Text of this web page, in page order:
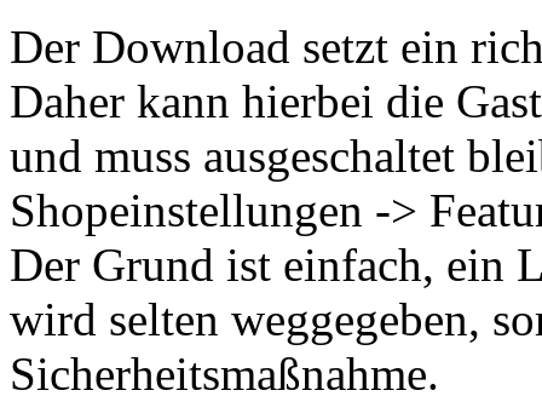
Der Download setzt ein
Daher kann hierbei die
und muss ausgeschaltet
Shopeinstellungen ->
Der Grund ist einfach, ein
wird selten weggegeben,
Sicherheitsmaßnahme.